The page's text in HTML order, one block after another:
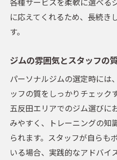
に応えてくれるため、長続き
す。
ジムの雰囲気とスタッフの
パーソナルジムの選定時には
ッフの質をしっかりチェック
五反田エリアでのジム選びに
みやすく、トレーニングの知
られます。スタッフが自らも
いる場合、実践的なアドバイ